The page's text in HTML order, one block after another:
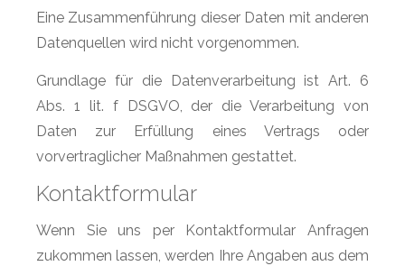
Eine Zusammenführung dieser Daten mit anderen
Datenquellen wird nicht vorgenommen.
Grundlage für die Datenverarbeitung ist Art. 6
Abs. 1 lit. f DSGVO, der die Verarbeitung von
Daten zur Erfüllung eines Vertrags oder
vorvertraglicher Maßnahmen gestattet.
Kontaktformular
Wenn Sie uns per Kontaktformular Anfragen
zukommen lassen, werden Ihre Angaben aus dem